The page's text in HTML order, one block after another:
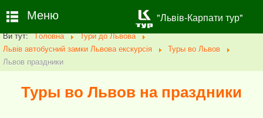
Ви тут: Головна
Тури до Львова
Львів автобусний замки Львова екскурсія
Туры во Львов
Львов праздники
Туры во Львов на праздники
Меню "Львів-Карпати тур"